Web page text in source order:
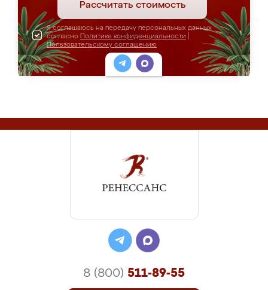
Рассчитать стоимость
Я соглашаюсь на передачу персональных данных
согласно Политике конфиденциальности
Пользовательскому соглашению
8 (800) 511-89-55